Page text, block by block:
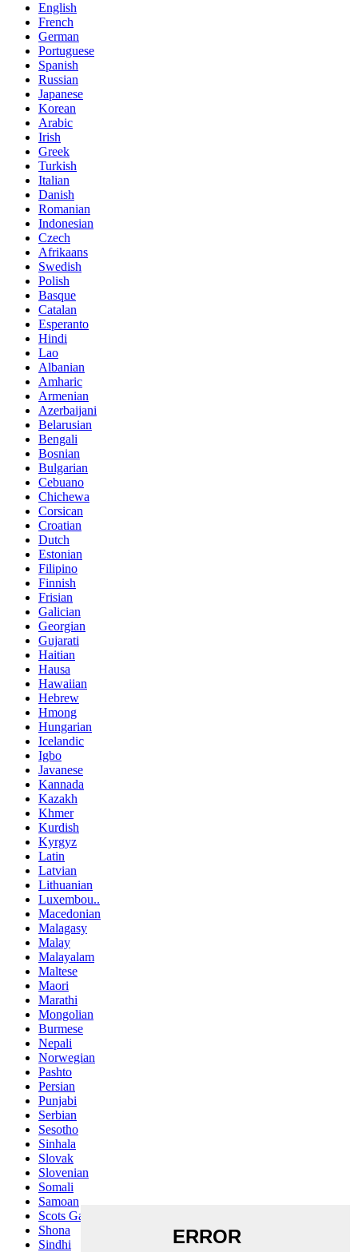
English
French
German
Portuguese
Spanish
Russian
Japanese
Korean
Arabic
Irish
Greek
Turkish
Italian
Danish
Romanian
Indonesian
Czech
Afrikaans
Swedish
Polish
Basque
Catalan
Esperanto
Hindi
Lao
Albanian
Amharic
Armenian
Azerbaijani
Belarusian
Bengali
Bosnian
Bulgarian
Cebuano
Chichewa
Corsican
Croatian
Dutch
Estonian
Filipino
Finnish
Frisian
Galician
Georgian
Gujarati
Haitian
Hausa
Hawaiian
Hebrew
Hmong
Hungarian
Icelandic
Igbo
Javanese
Kannada
Kazakh
Khmer
Kurdish
Kyrgyz
Latin
Latvian
Lithuanian
Luxembou..
Macedonian
Malagasy
Malay
Malayalam
Maltese
Maori
Marathi
Mongolian
Burmese
Nepali
Norwegian
Pashto
Persian
Punjabi
Serbian
Sesotho
Sinhala
Slovak
Slovenian
Somali
Samoan
Scots Gaelic
Shona
Sindhi